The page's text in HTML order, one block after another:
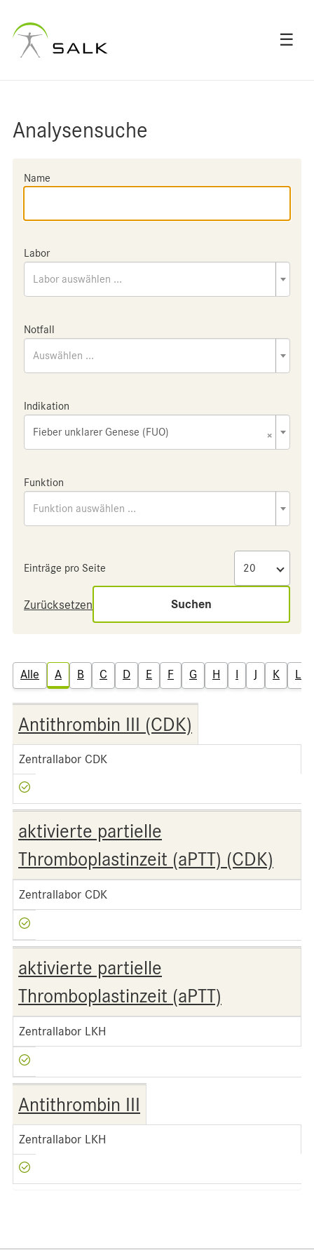
☰
Analysensuche
Name
Labor
Labor auswählen ...
Notfall
Auswählen ...
Indikation
×
Fieber unklarer Genese (FUO)
Funktion
Funktion auswählen ...
Einträge pro Seite
Zurücksetzen Suchen
Alle A B C D E F G H I J K L
Antithrombin III (CDK)
Zentrallabor CDK
aktivierte partielle
Thromboplastinzeit (aPTT) (CDK)
Zentrallabor CDK
aktivierte partielle
Thromboplastinzeit (aPTT)
Zentrallabor LKH
Antithrombin III
Zentrallabor LKH